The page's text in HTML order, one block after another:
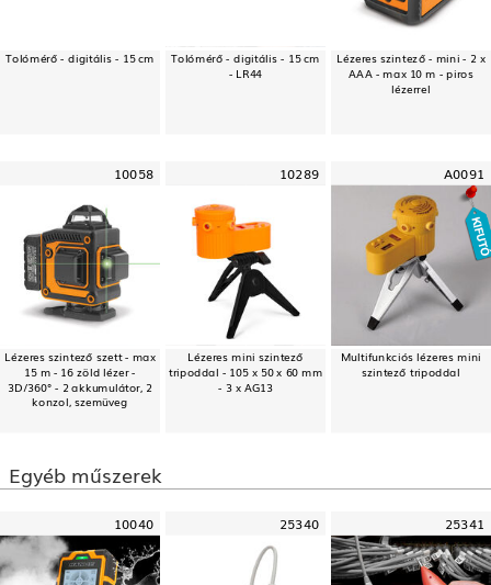
Tolómérő - digitális - 15 cm
Tolómérő - digitális - 15 cm
- LR44
Lézeres szintező - mini - 2 x
AAA - max 10 m - piros
lézerrel
10058
Lézeres szintező szett - max
15 m - 16 zöld lézer -
3D/360° - 2 akkumulátor, 2
konzol, szemüveg
10289
Lézeres mini szintező
tripoddal - 105 x 50 x 60 mm
- 3 x AG13
A0091
Multifunkciós lézeres mini
szintező tripoddal
Egyéb műszerek
10040 25340 25341